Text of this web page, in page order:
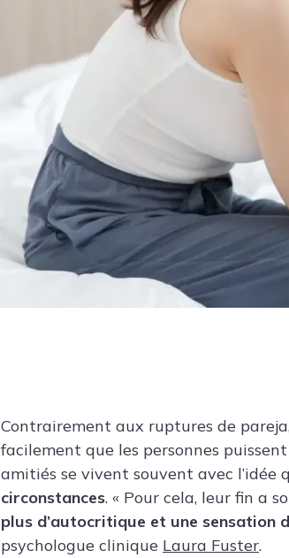
Contrairement aux ruptures de
facilement que les personnes
amitiés se vivent souvent avec l’idée
circonstances. « Pour cela, leur fin a
plus d’autocritique et une sensation
psychologue clinique Laura Fuster.